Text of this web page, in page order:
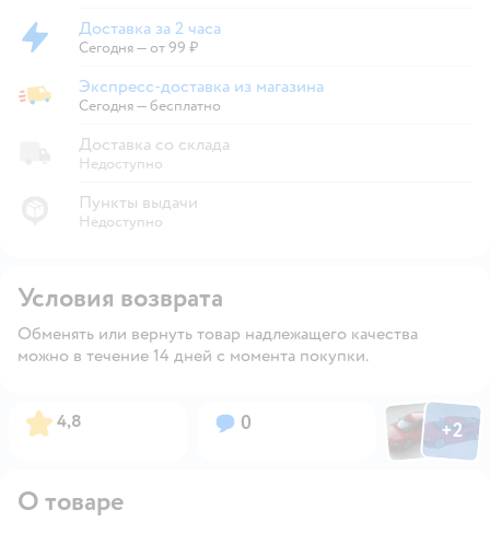
Доставка за 2 часа
Доставка за 2 часа
Сегодня—от 99 ₽
Экспресс-доставка из магазина
Экспресс-доставка из магазина
Сегодня—бесплатно
Доставка со склада
Недоступно
Пункты выдачи
Недоступно
Условия возврата
Обменять или вернуть товар надлежащего качества
можно в течение 14 дней с момента покупки.
Рейтинг:
4,8 Вопросов:
0 ФотоФото
+2
О товаре